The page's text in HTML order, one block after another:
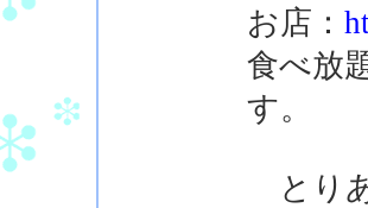
お店：
食べ放
す。
とり